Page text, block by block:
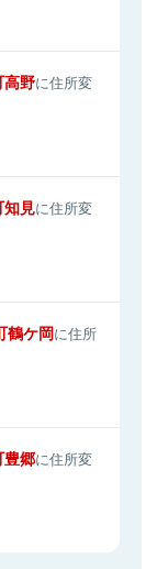
野に住所変
見に住所変
鶴ケ岡に住所
郷に住所変